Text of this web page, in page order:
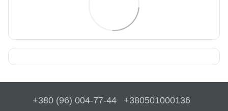
+380 (96) 004-77-44 +380501000136